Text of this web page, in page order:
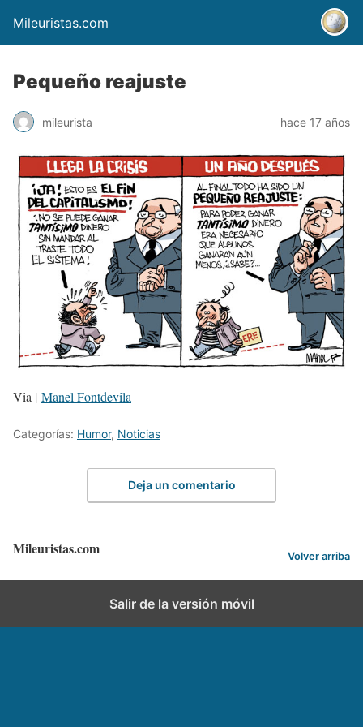
Mileuristas.com
Pequeño reajuste
mileurista hace 17 años
Via | Manel Fontdevila
Categorías: Humor, Noticias
Deja un comentario
Mileuristas.com Volver arriba
Salir de la versión móvil